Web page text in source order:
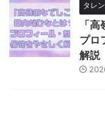
タレ
「
プロ
解説